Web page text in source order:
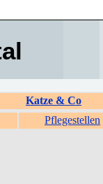
Katze & Co
Pflegestellen